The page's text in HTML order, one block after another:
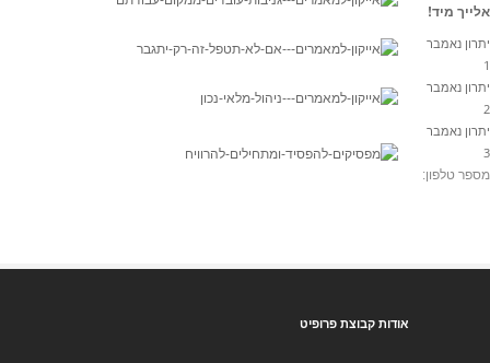
אודות קבוצת פרופיט
אלייך מיד!
יתרון נאמבר
1
יתרון נאמבר
2
יתרון נאמבר
3
מספר טלפון: